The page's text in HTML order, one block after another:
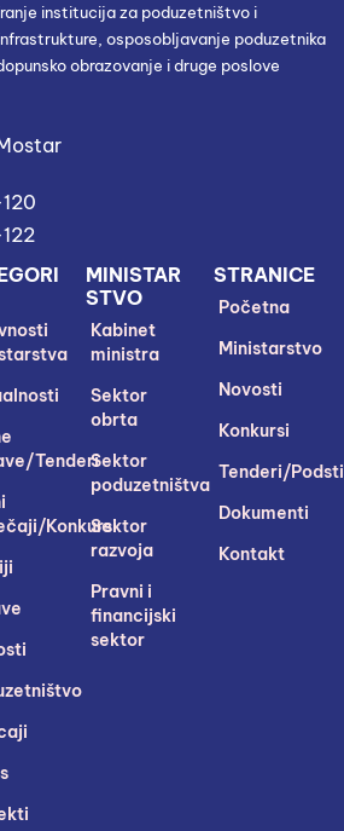
institucija za poduzetništvo i
osposobljavanje poduzetnika
obrazovanje i druge poslove
STRANICE
Početna
Ministarstvo
Novosti
Konkursi
Tenderi/
Dokumenti
Kontakt
MINISTAR
STVO
Kabinet
ministra
Sektor
obrta
Sektor
poduzetništva
Sektor
razvoja
Pravni i
financijski
sektor
Tenderi
Konkursi